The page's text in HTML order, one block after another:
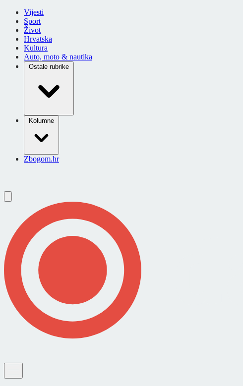
Vijesti
Sport
Život
Hrvatska
Kultura
Auto, moto & nautika
Ostale rubrike
Kolumne
Zbogom.hr